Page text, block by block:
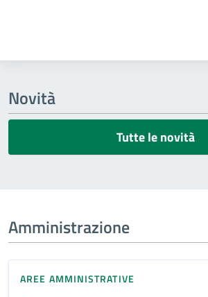
Novità
Tutte le novità
Amministrazione
AREE AMMINISTRATIVE